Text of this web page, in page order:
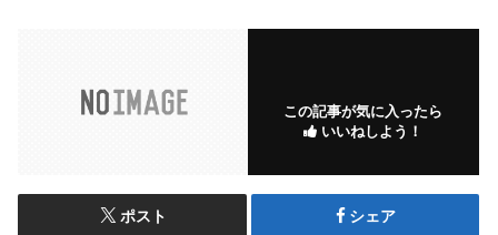
この記事が気に入ったら
いいねしよう！
ポスト シェア